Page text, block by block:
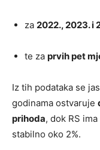
za 2022., 2023. i
te za prvih pet
Iz tih podataka se
godinama ostvaruje
prihoda, dok RS
stabilno oko 2%.